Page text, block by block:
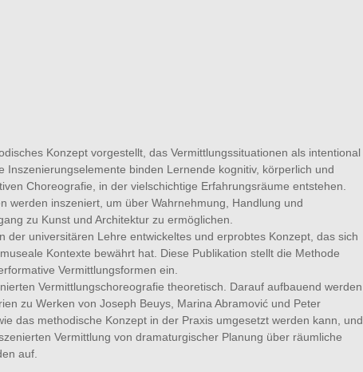
Konzept vorgestellt, das Vermittlungssituationen als intentional
binden Lernende kognitiv, körperlich und
Choreografie, in der vielschichtige Erfahrungsräume entstehen.
werden inszeniert, um über Wahrnehmung, Handlung und
zu Kunst und Architektur zu ermöglichen.
der universitären Lehre entwickeltes und erprobtes Konzept, das sich
Kontexte bewährt hat. Diese Publikation stellt die Methode
Vermittlungsformen ein.
Vermittlungschoreografie theoretisch. Darauf aufbauend werden
zu Werken von Joseph Beuys, Marina Abramović und Peter
das methodische Konzept in der Praxis umgesetzt werden kann, und
Vermittlung von dramaturgischer Planung über räumliche
auf.